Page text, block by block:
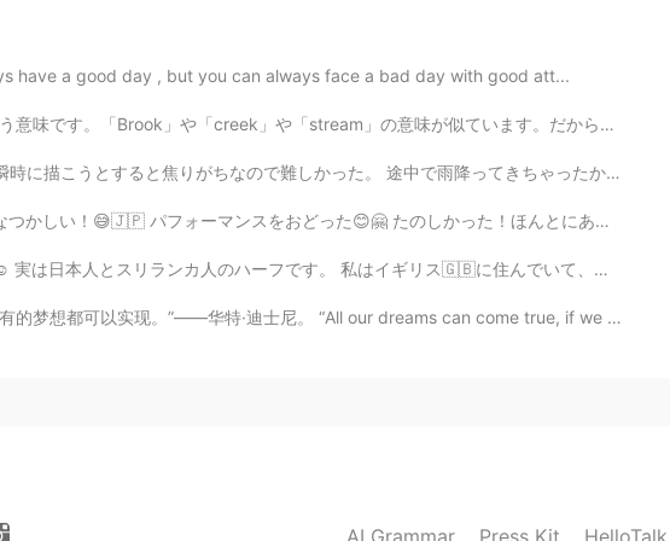
2020.10.12 10:49
have a good day , but you can always face a bad day with good att...
creek」や「stream」の意味が似ています。だから日本に生まれたら、たぶん名字が「小川」だと思います。 あなたはアメリカに生...
ので難しかった。 途中で雨降ってきちゃったからカフェに入ってテラスから景色を描いた。帰り道になんばパークスでゆっくりできたから楽しかっ...
スをおどった😊🤗 たのしかった！ほんとにあつかったからなつやすみでした😅😅 でもいつもおぼえる！😊 もいちどいきたい！😁 ところで...
ハーフです。 私はイギリス🇬🇧に住んでいて、医者として働いています。 私の母語は英語です。 日本語は話せますが、読み書きを上達させた...
都可以实现。”——华特·迪士尼。 “All our dreams can come true, if we have the courage to pur...
AI Grammar Press Kit